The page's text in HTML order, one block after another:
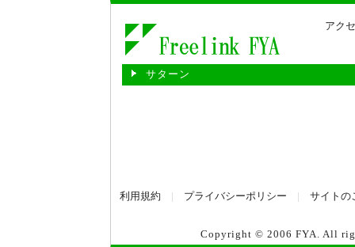
アク
サターン
利用規約 プライバシーポリシー サイトの
Copyright © 2006 FYA. All